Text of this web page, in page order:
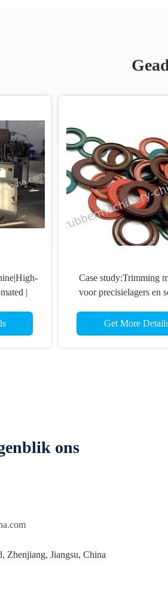
|
Case study:Trimming
voor precisielagers en
Get More
ons
Zhenjiang, Jiangsu, China